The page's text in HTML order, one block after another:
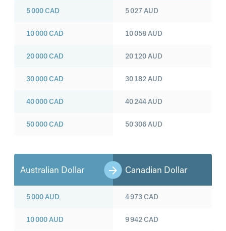
5 000CAD
10 000CAD
20 000CAD
30 000CAD
40 000CAD
50 000CAD
5 027AUD
10 058AUD
20 120AUD
30 182AUD
40 244AUD
50 306AUD
Australian Dollar Canadian Dollar
5 000AUD
10 000AUD
4 973CAD
9 942CAD